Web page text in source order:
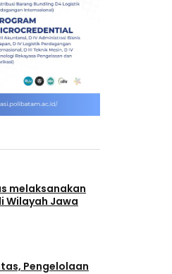
melaksanakan
Wilayah Jawa
Pengelolaan